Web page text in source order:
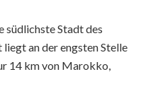
südlichste Stadt des
an der engsten Stelle
14 km von Marokko,